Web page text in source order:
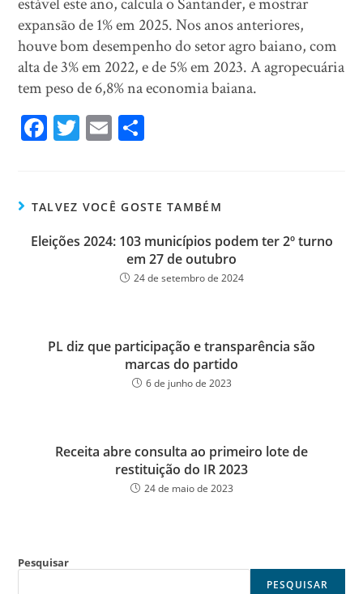
expansão de 1% em 2025. Nos anos anteriores,
houve bom desempenho do setor agro baiano, com
alta de 3% em 2022, e de 5% em 2023. A agropecuária
tem peso de 6,8% na economia baiana.
Fa
ok
T
er
E
TALVEZ VOCÊ GOSTE TAMBÉM
Eleições 2024: 103 municípios podem ter 2º turno
em 27 de outubro
24 de setembro de 2024
PL diz que participação e transparência são
marcas do partido
6 de junho de 2023
Receita abre consulta ao primeiro lote de
restituição do IR 2023
24 de maio de 2023
Pesquisar
PESQUISAR